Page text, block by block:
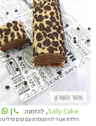
אזור השרון
SALLY CAKE
Sally Cake, להזמנה: |
רולדת אגוזי לוז מנומרת עם קרם פרלינה